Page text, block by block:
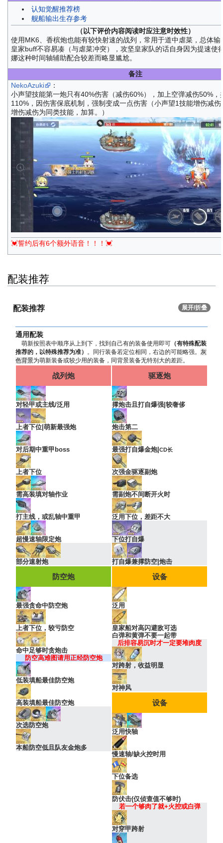
认知觉醒推荐榜
舰船输出生存参考
（以下评价内容阅读时应注意时效性）
使用MK6、香槟炮也能有较快射速的战列，常用于道中虐菜，总体输
皇家buff不容易凑（与虐菜冲突），攻坚皇家队的话自身因为提速使
娜这种时间轴辅助配合较差而略显尴尬。
备注
NekoAzuki
：
小声望技能第一炮只有40%伤害（减伤60%），加上空弹减伤50%，
110%，因伤害保底机制，强制变成一点伤害（小声望1技能增伤减伤
增伤减伤为同类技能，加算。）
💓誓约后有6个额外语音！！！💓
配装推荐
配装推荐 展开/折叠
通用配装
萌新按照表中顺序从上到下，找到自己有的装备使用即可（有特殊配装
推荐的，以特殊推荐为准）
。同行装备若定位相同，右边的可能略强。 灰
色背景为萌新装备或较少用的装备，同背景装备无特别大的差距。
战列炮
对轻甲或主线/泛用
上者下位|萌新最强炮
对后期中重甲boss
上者下位
需高装填对轴作业
打主线，或乱轴中重甲
超慢速轴限定炮
部分速射炮
驱逐炮
撑炮击且打自爆强|较奢侈
炮击第二
最强打自爆金炮|CD长
次强金驱逐副炮
需副炮不间断开火时
泛用下位，差距不大
下位打自爆
打自爆兼撑防空|炮击
防空炮
最强贪命中防空炮
上者下位，较亏防空
命中足够时贪炮击
防空高难图请用正经防空炮
低装填船最佳防空炮
高装填船最佳防空炮
次选防空炮
本船防空低且队友金炮多
设备
泛用
皇家船对高闪避敌可选
白弹和黄弹不要一起带
后排容易沉时才一定要堆肉度
对跨射，收益明显
对神风
设备
泛用快轴
慢速轴/缺火控时用
下位备选
防伏击(仅侦查值不够时)
若一个够肉了就+火控或白弹
对穿甲跨射